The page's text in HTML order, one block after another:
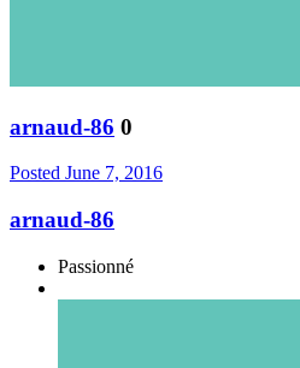
arnaud-86 0
Posted June 7, 2016
arnaud-86
Passionné